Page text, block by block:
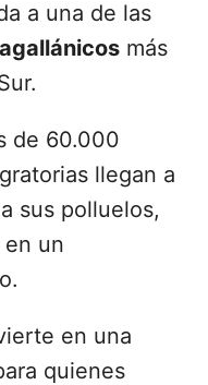
a una de las
más
de 60.000
llegan a
sus polluelos,
un
en una
quienes